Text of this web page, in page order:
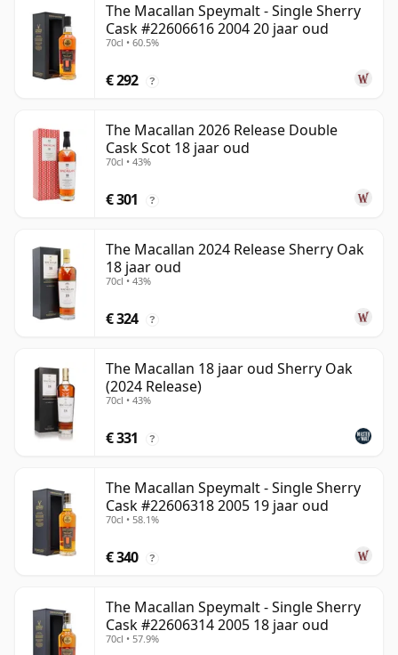
The Macallan Speymalt - Single Sherry
Cask #22606616 2004 20 jaar oud
70cl • 60.5%
€ 292 ?
The Macallan 2026 Release Double
Cask Scot 18 jaar oud
70cl • 43%
€ 301 ?
The Macallan 2024 Release Sherry Oak
18 jaar oud
70cl • 43%
€ 324 ?
The Macallan 18 jaar oud Sherry Oak
(2024 Release)
70cl • 43%
€ 331 ?
The Macallan Speymalt - Single Sherry
Cask #22606318 2005 19 jaar oud
70cl • 58.1%
€ 340 ?
The Macallan Speymalt - Single Sherry
Cask #22606314 2005 18 jaar oud
70cl • 57.9%